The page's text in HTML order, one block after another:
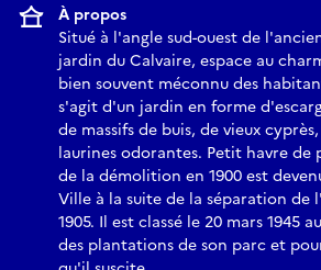
À propos
Situé à l'angle sud-ouest de
jardin du Calvaire, espace au
bien souvent méconnu des
s'agit d'un jardin en forme
de massifs de buis, de vieux
laurines odorantes. Petit havre de
de la démolition en 1900 est
Ville à la suite de la séparation de
1905. Il est classé le 20 mars 1945
des plantations de son parc et